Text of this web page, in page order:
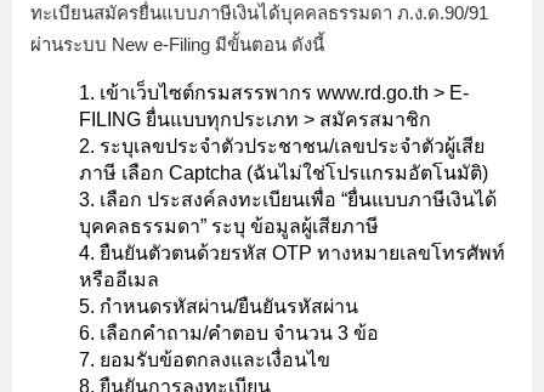
ทะเบียนสมัครยื่นแบบภาษีเงินได้บุคคลธรรมดา ภ.ง.ด.90/91
ผ่านระบบ New e-Filing มีขั้นตอน ดังนี้
เข้าเว็บไซต์กรมสรรพากร www.rd.go.th > E-
FILING ยื่นแบบทุกประเภท > สมัครสมาชิก
ระบุเลขประจำตัวประชาชน/เลขประจำตัวผู้เสีย
ภาษี เลือก Captcha (ฉันไม่ใช่โปรแกรมอัตโนมัติ)
เลือก ประสงค์ลงทะเบียนเพื่อ “ยื่นแบบภาษีเงินได้
บุคคลธรรมดา” ระบุ ข้อมูลผู้เสียภาษี
ยืนยันตัวตนด้วยรหัส OTP ทางหมายเลขโทรศัพท์
หรืออีเมล
กำหนดรหัสผ่าน/ยืนยันรหัสผ่าน
เลือกคำถาม/คำตอบ จำนวน 3 ข้อ
ยอมรับข้อตกลงและเงื่อนไข
ยืนยันการลงทะเบียน